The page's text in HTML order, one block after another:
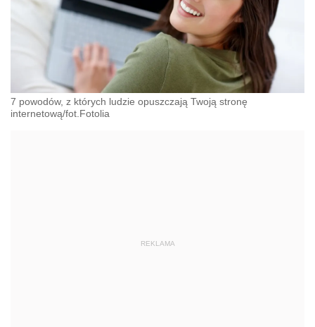
7 powodów, z których ludzie opuszczają Twoją stronę
internetową/fot.Fotolia